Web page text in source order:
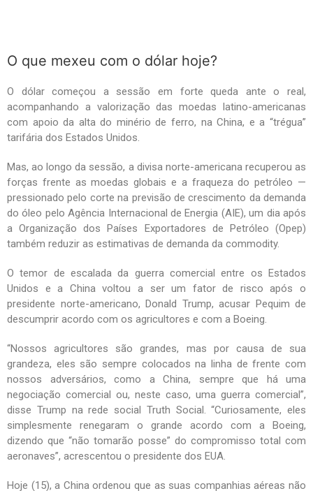
O que mexeu com o dólar hoje?
O dólar começou a sessão em forte queda ante o real,
acompanhando a valorização das moedas latino-americanas
com apoio da alta do minério de ferro, na China, e a “trégua”
tarifária dos Estados Unidos.
Mas, ao longo da sessão, a divisa norte-americana recuperou as
forças frente as moedas globais e a fraqueza do petróleo —
pressionado pelo corte na previsão de crescimento da demanda
do óleo pelo Agência Internacional de Energia (AIE), um dia após
a Organização dos Países Exportadores de Petróleo (Opep)
também reduzir as estimativas de demanda da commodity.
O temor de escalada da guerra comercial entre os Estados
Unidos e a China voltou a ser um fator de risco após o
presidente norte-americano, Donald Trump, acusar Pequim de
descumprir acordo com os agricultores e com a Boeing.
“Nossos agricultores são grandes, mas por causa de sua
grandeza, eles são sempre colocados na linha de frente com
nossos adversários, como a China, sempre que há uma
negociação comercial ou, neste caso, uma guerra comercial”,
disse Trump na rede social Truth Social. “Curiosamente, eles
simplesmente renegaram o grande acordo com a Boeing,
dizendo que “não tomarão posse” do compromisso total com
aeronaves”, acrescentou o presidente dos EUA.
Hoje (15), a China ordenou que as suas companhias aéreas não